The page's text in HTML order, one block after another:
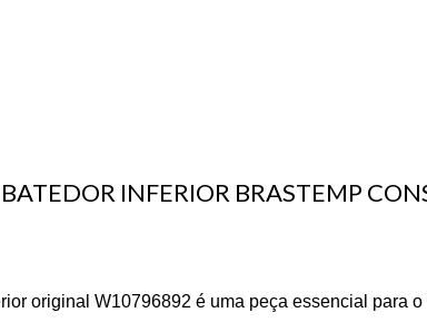
INFERIOR BRASTEMP
original W10796892 é uma peça essencial para